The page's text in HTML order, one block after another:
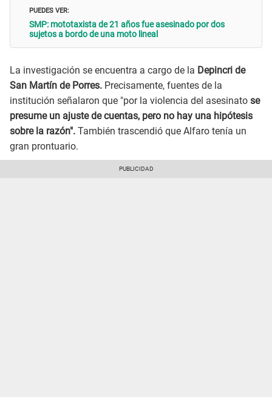
PUEDES VER:
SMP: mototaxista de 21 años fue asesinado por dos
sujetos a bordo de una moto lineal
La investigación se encuentra a cargo de la Depincri de
San Martín de Porres. Precisamente, fuentes de la
institución señalaron que "por la violencia del asesinato se
presume un ajuste de cuentas, pero no hay una hipótesis
sobre la razón". También trascendió que Alfaro tenía un
gran prontuario.